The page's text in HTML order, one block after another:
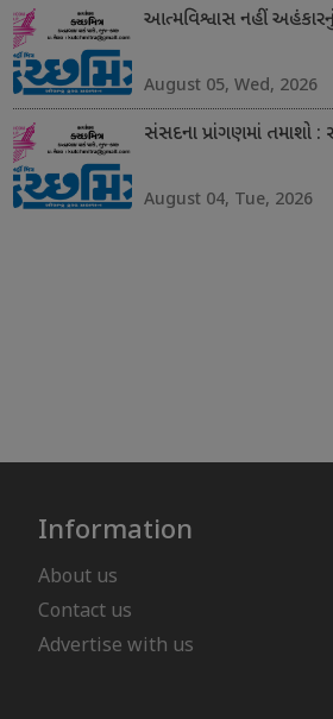
આત્મવિશ્વાસ નહીં
August 05, Wed, 2026
સંસદના પ્રાંગણમાં તમાશો
August 04, Tue, 2026
Information
About us
Contact us
Advertise with us